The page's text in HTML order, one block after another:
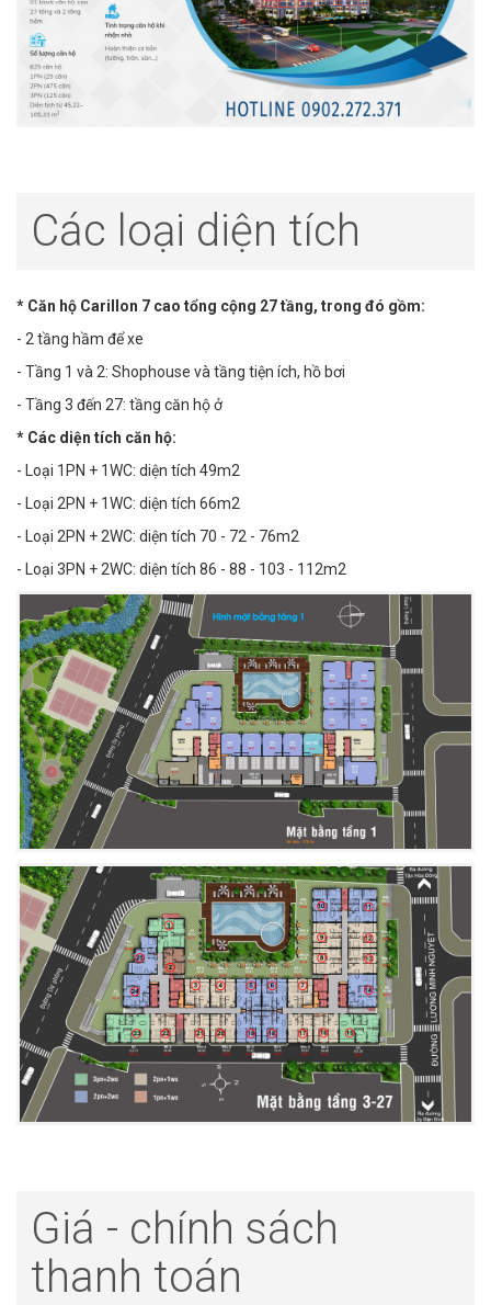
Các loại diện tích
* Căn hộ Carillon 7 cao tổng cộng 27 tầng, trong đó gồm:
- 2 tầng hầm để xe
- Tầng 1 và 2: Shophouse và tầng tiện ích, hồ bơi
- Tầng 3 đến 27: tầng căn hộ ở
* Các diện tích căn hộ:
- Loại 1PN + 1WC: diện tích 49m2
- Loại 2PN + 1WC: diện tích 66m2
- Loại 2PN + 2WC: diện tích 70 - 72 - 76m2
- Loại 3PN + 2WC: diện tích 86 - 88 - 103 - 112m2
Giá - chính sách
thanh toán